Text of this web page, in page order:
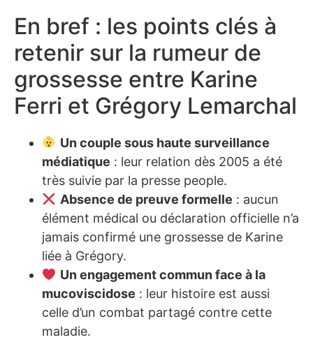
En bref : les points clés à
retenir sur la rumeur de
grossesse entre Karine
Ferri et Grégory Lemarchal
Un couple sous haute surveillance
médiatique : leur relation dès 2005 a été
très suivie par la presse people.
Absence de preuve formelle : aucun
élément médical ou déclaration officielle n’a
jamais confirmé une grossesse de Karine
liée à Grégory.
Un engagement commun face à la
mucoviscidose : leur histoire est aussi
celle d’un combat partagé contre cette
maladie.